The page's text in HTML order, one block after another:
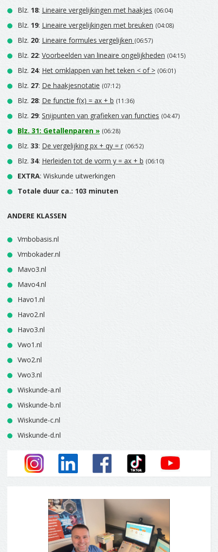
Blz. 18: Lineaire vergelijkingen met haakjes (06:04)
Blz. 19: Lineaire vergelijkingen met breuken (04:08)
Blz. 20: Lineaire formules vergelijken (06:57)
Blz. 22: Voorbeelden van lineaire ongelijkheden (04:15)
Blz. 24: Het omklappen van het teken < of > (06:01)
Blz. 27: De haakjesnotatie (07:12)
Blz. 28: De functie f(x) = ax + b (11:36)
Blz. 29: Snijpunten van grafieken van functies (04:47)
Blz. 31: Getallenparen » (06:28)
Blz. 33: De vergelijking px + qy = r (06:52)
Blz. 34: Herleiden tot de vorm y = ax + b (06:10)
EXTRA: Wiskunde uitwerkingen
Totale duur ca.: 103 minuten
ANDERE KLASSEN
Vmbobasis.nl
Vmbokader.nl
Mavo3.nl
Mavo4.nl
Havo1.nl
Havo2.nl
Havo3.nl
Vwo1.nl
Vwo2.nl
Vwo3.nl
Wiskunde-a.nl
Wiskunde-b.nl
Wiskunde-c.nl
Wiskunde-d.nl